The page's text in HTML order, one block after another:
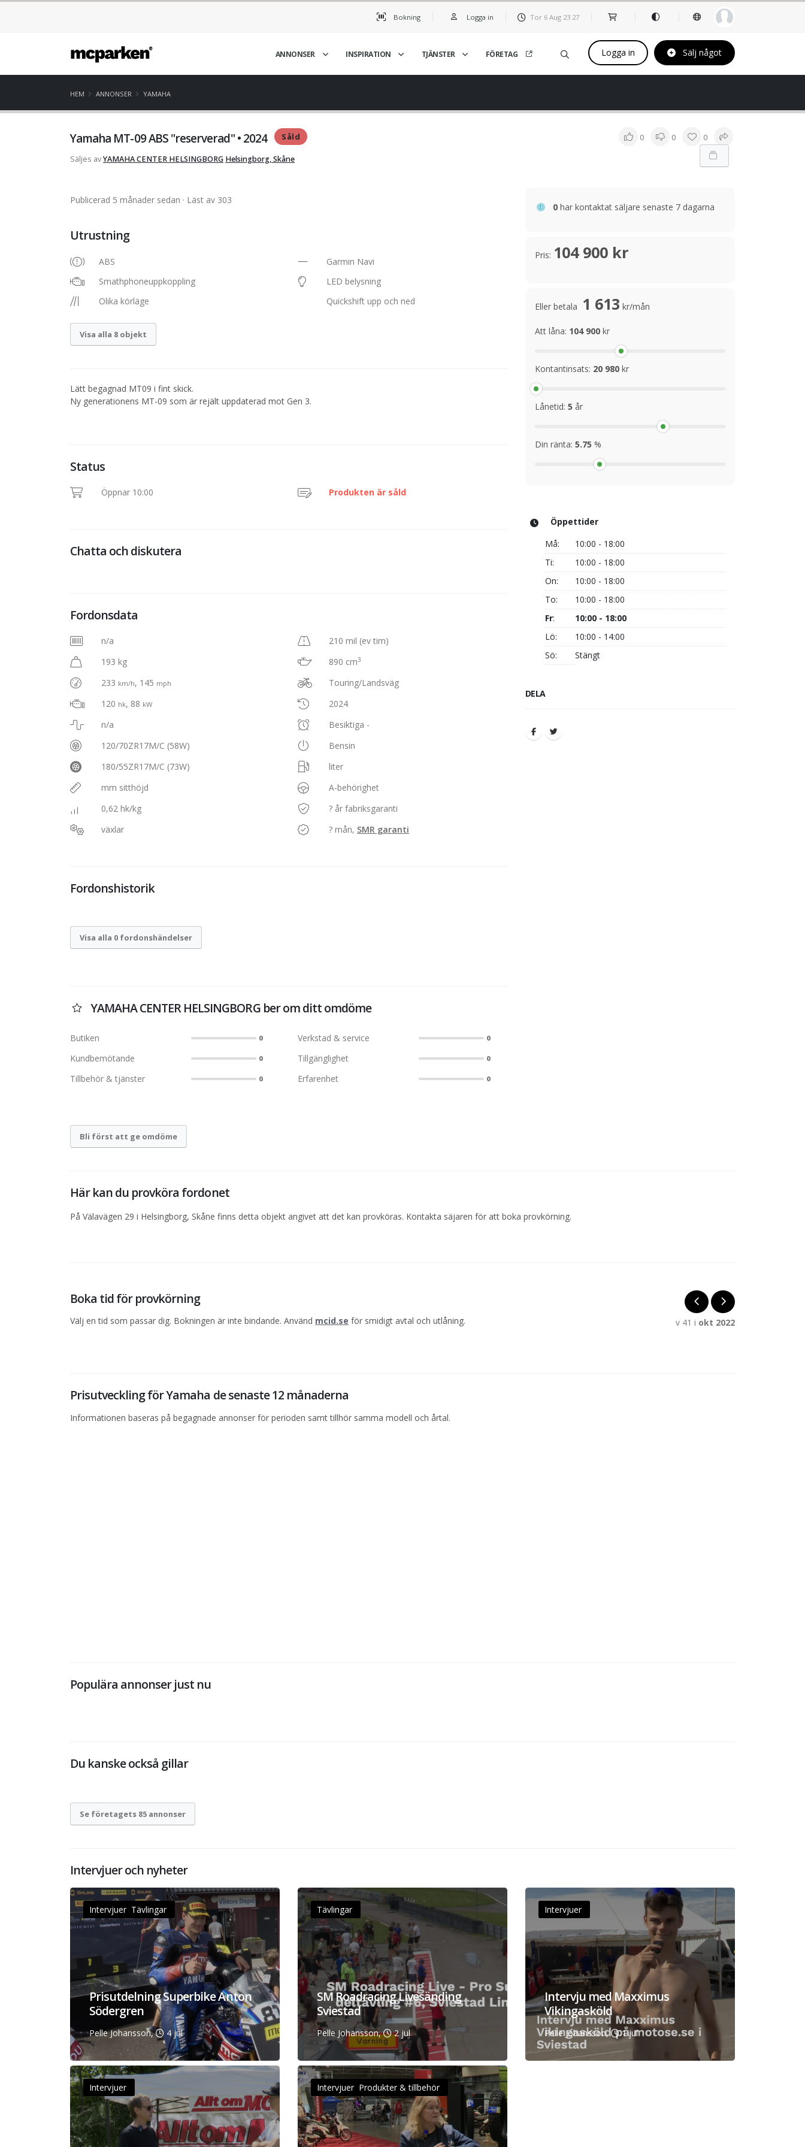
Bokning Logga in Tor 6 Aug 23 27
ANNONSER INSPIRATION TJÄNSTER FÖRETAG Logga in Sälj något
HEM ANNONSER YAMAHA
Yamaha MT-09 ABS "reserverad" • 2024 Såld 0 0 0
Säljes avYAMAHA CENTER HELSINGBORG Helsingborg, Skåne
Publicerad 5 månader sedan · Läst av 303
Utrustning
ABS
Garmin Navi
Smathphoneuppkoppling
LED belysning
Olika körläge
Quickshift upp och ned
Visa alla 8 objekt
Lätt begagnad MT09 i fint skick.
Ny generationens MT-09 som är rejält uppdaterad mot Gen 3.
Status
Öppnar 10:00 Produkten är såld
Chatta och diskutera
Fordonsdata
n/a
193 kg
233 km/h, 145 mph
120 hk, 88 kW
n/a
120/70ZR17M/C (58W)
180/55ZR17M/C (73W)
mm sitthöjd
0,62 hk/kg
växlar
210 mil (ev tim)
890 cm3
Touring/Landsväg
2024
Besiktiga -
Bensin
liter
A-behörighet
? år fabriksgaranti
? mån, SMR garanti
Fordonshistorik
Visa alla 0 fordonshändelser
YAMAHA CENTER HELSINGBORG ber om ditt omdöme
Butiken 0 Verkstad & service 0
Kundbemötande 0 Tillgänglighet 0
Tillbehör & tjänster 0 Erfarenhet 0
Bli först att ge omdöme
0 har kontaktat säljare senaste 7 dagarna
Pris: 104 900 kr
Eller betala 1 613 kr/mån
Att låna: 104 900 kr
Kontantinsats: 20 980 kr
Lånetid: 5 år
Din ränta: 5.75 %
Öppettider
Må:
10:00 - 18:00
Ti:
10:00 - 18:00
On:
10:00 - 18:00
To:
10:00 - 18:00
Fr:
10:00 - 18:00
Lö:
10:00 - 14:00
Sö:
Stängt
DELA
Här kan du provköra fordonet
På Välavägen 29 i Helsingborg, Skåne finns detta objekt angivet att det kan provköras. Kontakta säjaren för att boka provkörning.
Boka tid för provkörning
Välj en tid som passar dig. Bokningen är inte bindande. Använd mcid.se för smidigt avtal och utlåning. v 41 i okt 2022
Prisutveckling för Yamaha de senaste 12 månaderna
Informationen baseras på begagnade annonser för perioden samt tillhör samma modell och årtal.
Populära annonser just nu
Du kanske också gillar
Se företagets 85 annonser
Intervjuer och nyheter
Intervjuer Tävlingar
Prisutdelning Superbike Anton
Södergren
Pelle Johansson, 4 jul
Tävlingar
SM Roadracing Livesänding
Sviestad
Pelle Johansson, 2 jul
Intervjuer
Intervju med Maxximus
Vikingasköld
Pelle Johansson, 1 jul
Intervjuer Intervjuer Produkter & tillbehör